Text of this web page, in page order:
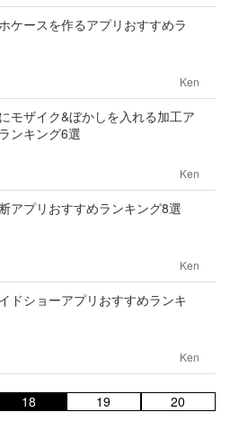
ケースを作るアプリおすすめラ
Ken
モザイク&ぼかしを入れる加工ア
ンキング6選
Ken
アプリおすすめランキング8選
Ken
ドショーアプリおすすめランキ
Ken
18 19 20